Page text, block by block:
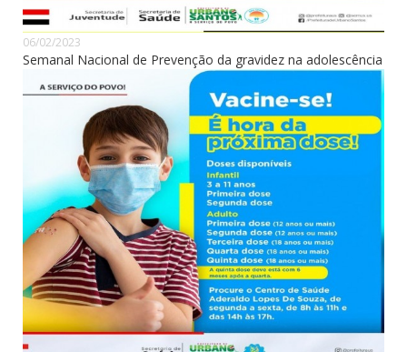
06/02/2023
Semanal Nacional de Prevenção da gravidez na adolescência